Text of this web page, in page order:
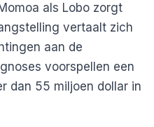
als Lobo zorgt
vertaalt zich
aan de
voorspellen een
dan 55 miljoen dollar in